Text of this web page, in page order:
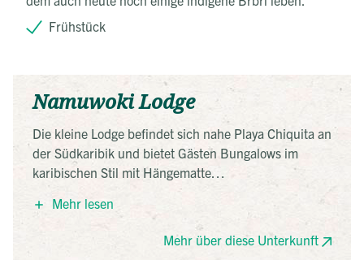
Frühstück
Namuwoki Lodge
Die kleine Lodge befindet sich nahe Playa Chiquita an
der Südkaribik und bietet Gästen Bungalows im
karibischen Stil mit Hängematte
und Deckenventilator. Außerdem finden Sie hier ein
Restaurant und einen kleinen Pool. Lassen Sie sich
am Morgen von den Brüllaffen wecken!
Mehr lesen
Mehr über diese Unterkunft